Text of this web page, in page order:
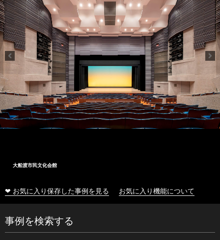
大船渡市民文化会館
❤ お気に入り保存した事例を見る お気に入り機能について
事例を検索する